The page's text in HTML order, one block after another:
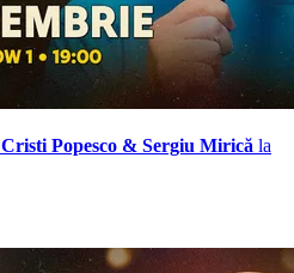
Cristi Popesco & Sergiu Mirică la